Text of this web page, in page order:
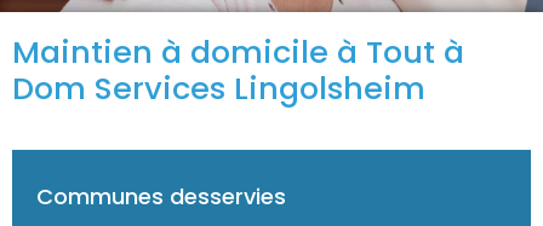
Maintien à domicile à Tout à
Dom Services Lingolsheim
Communes desservies